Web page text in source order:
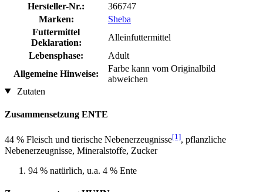
Hersteller-Nr.:
366747
Marken:
Sheba
Futtermittel
Deklaration:
Alleinfuttermittel
Lebensphase:
Adult
Allgemeine Hinweise:
Farbe kann vom Originalbild
abweichen
Zutaten
Zusammensetzung ENTE
44 % Fleisch und tierische Nebenerzeugnisse[1], pflanzliche
Nebenerzeugnisse, Mineralstoffe, Zucker
94 % natürlich, u.a. 4 % Ente